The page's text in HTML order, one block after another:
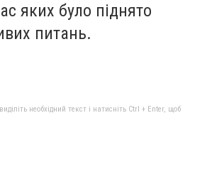
яких було піднято
питань.
необхідний текст і натисніть Ctrl + Enter, щоб